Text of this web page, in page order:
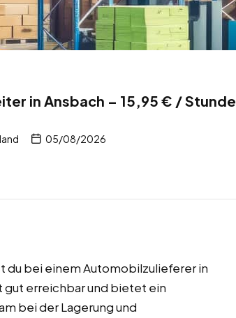
in Ansbach – 15,95 € / Stunde
05/08/2026
du bei einem Automobilzulieferer in
erreichbar und bietet ein
bei der Lagerung und